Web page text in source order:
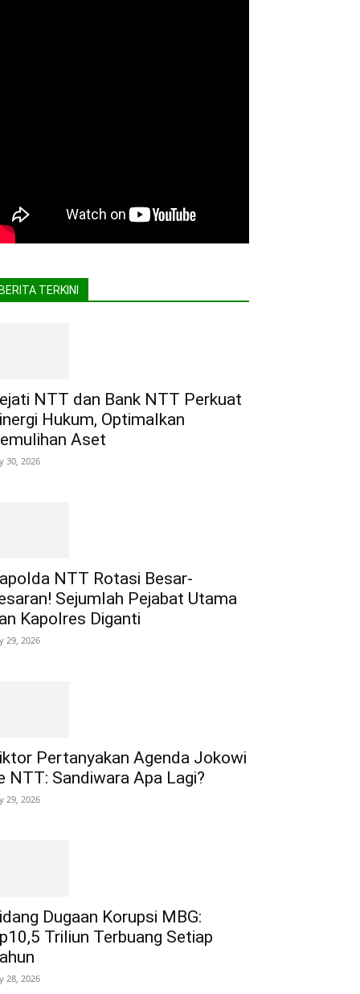
TERKINI
NTT dan Bank NTT Perkuat
Hukum, Optimalkan
Aset
30, 2026
NTT Rotasi Besar-
Sejumlah Pejabat Utama
Kapolres Diganti
29, 2026
Pertanyakan Agenda Jokowi
NTT: Sandiwara Apa Lagi?
29, 2026
Dugaan Korupsi MBG:
Triliun Terbuang Setiap
28, 2026